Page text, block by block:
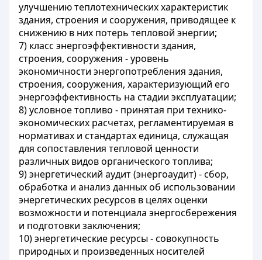
улучшению теплотехнических характеристик
здания, строения и сооружения, приводящее к
снижению в них потерь тепловой энергии;
7) класс энергоэффективности здания,
строения, сооружения - уровень
экономичности энергопотребления здания,
строения, сооружения, характеризующий его
энергоэффективность на стадии эксплуатации;
8) условное топливо - принятая при технико-
экономических расчетах, регламентируемая в
нормативах и стандартах единица, служащая
для сопоставления тепловой ценности
различных видов органического топлива;
9) энергетический аудит (энергоаудит) - сбор,
обработка и анализ данных об использовании
энергетических ресурсов в целях оценки
возможности и потенциала энергосбережения
и подготовки заключения;
10) энергетические ресурсы - совокупность
природных и произведенных носителей